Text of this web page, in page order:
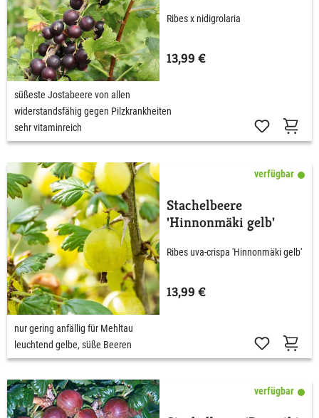
Ribes x nidigrolaria
13,99 €
süßeste Jostabeere von allen
widerstandsfähig gegen Pilzkrankheiten
sehr vitaminreich
verfügbar
Stachelbeere
'Hinnonmäki gelb'
Ribes uva-crispa 'Hinnonmäki gelb'
13,99 €
nur gering anfällig für Mehltau
leuchtend gelbe, süße Beeren
verfügbar